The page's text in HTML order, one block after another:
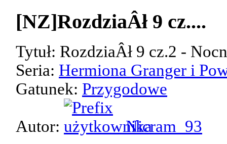
[NZ]RozdziaÂł 9 cz....
Tytuł: RozdziaÂł 9 cz.2 -
Seria: Hermiona Granger i
Gatunek: Przygodowe
Autor: Nicram_93